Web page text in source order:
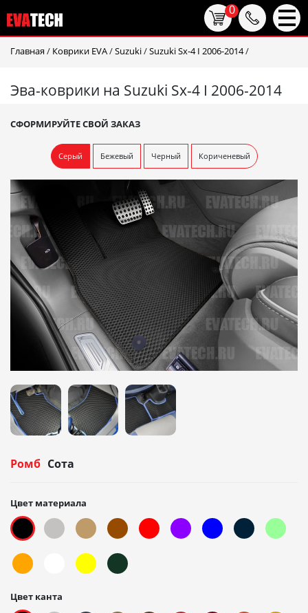
Главная / Коврики EVA/Suzuki/Suzuki Sx-4 I 2006-2014/
Эва-коврики на Suzuki Sx-4 I 2006-2014
СФОРМИРУЙТЕ СВОЙ ЗАКАЗ
Серый Бежевый Черный Кориченевый
Ромб Сота
Цвет материала
Цвет канта
0